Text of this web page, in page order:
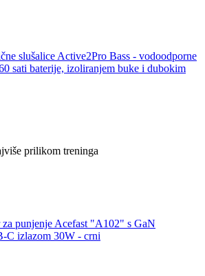
slušalice Active2Pro Bass - vodoodporne
sati baterije, izoliranjem buke i dubokim
prilikom treninga
za punjenje Acefast "A102" s GaN
C izlazom 30W - crni